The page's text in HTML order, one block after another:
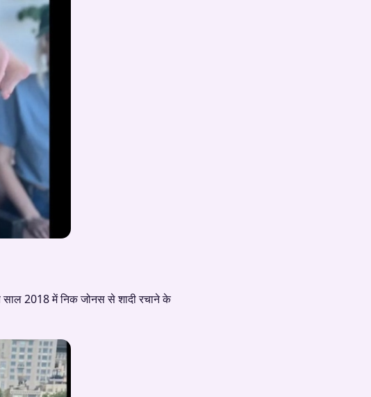
साल 2018 में निक जोनस से शादी रचाने के